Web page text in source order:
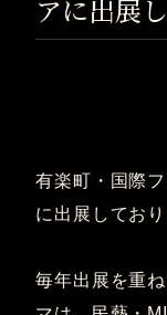
アに出展
有楽町・国際
に出展しており
毎年出展を重